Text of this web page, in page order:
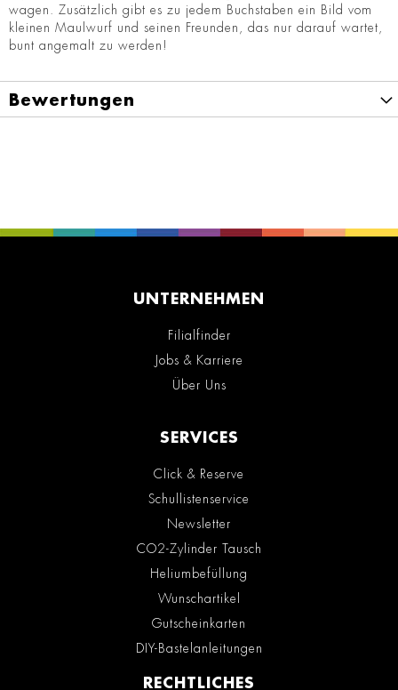
wagen. Zusätzlich gibt es zu jedem Buchstaben ein Bild vom
kleinen Maulwurf und seinen Freunden, das nur darauf wartet,
bunt angemalt zu werden!
Bewertungen
UNTERNEHMEN
Filialfinder
Jobs & Karriere
Über Uns
SERVICES
Click & Reserve
Schullistenservice
Newsletter
CO2-Zylinder Tausch
Heliumbefüllung
Wunschartikel
Gutscheinkarten
DIY-Bastelanleitungen
RECHTLICHES